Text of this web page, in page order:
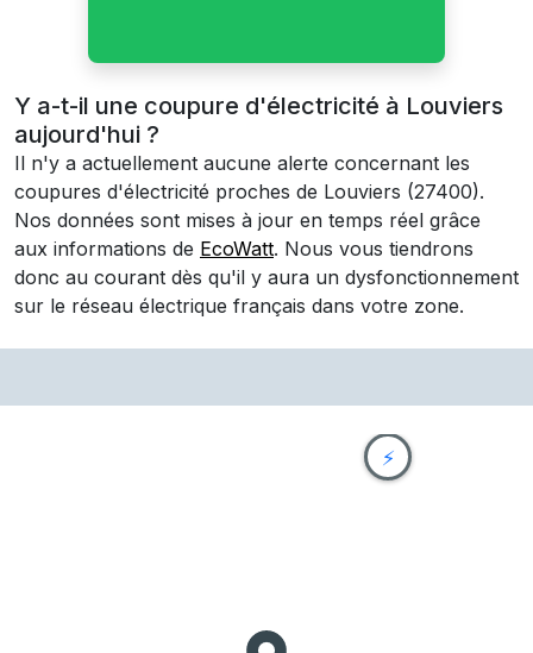
Y a-t-il une coupure d'électricité à Louviers
aujourd'hui ?
Il n'y a actuellement aucune alerte concernant les
coupures d'électricité proches de Louviers (27400).
Nos données sont mises à jour en temps réel grâce
aux informations de EcoWatt. Nous vous tiendrons
donc au courant dès qu'il y aura un dysfonctionnement
sur le réseau électrique français dans votre zone.
⚡